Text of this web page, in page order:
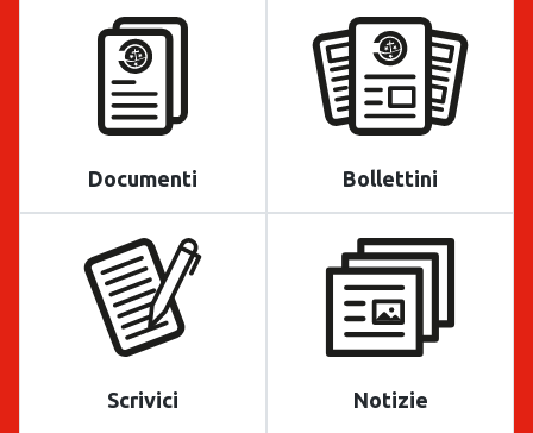
Documenti Bollettini
Scrivici Notizie